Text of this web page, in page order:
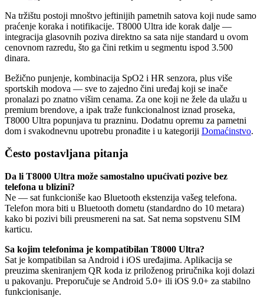
Na tržištu postoji mnoštvo jeftinijih pametnih satova koji nude samo
praćenje koraka i notifikacije. T8000 Ultra ide korak dalje —
integracija glasovnih poziva direktno sa sata nije standard u ovom
cenovnom razredu, što ga čini retkim u segmentu ispod 3.500
dinara.
Bežično punjenje, kombinacija SpO2 i HR senzora, plus više
sportskih modova — sve to zajedno čini uređaj koji se inače
pronalazi po znatno višim cenama. Za one koji ne žele da ulažu u
premium brendove, a ipak traže funkcionalnost iznad proseka,
T8000 Ultra popunjava tu prazninu. Dodatnu opremu za pametni
dom i svakodnevnu upotrebu pronađite i u kategoriji Domaćinstvo.
Često postavljana pitanja
Da li T8000 Ultra može samostalno upućivati pozive bez
telefona u blizini?
Ne — sat funkcioniše kao Bluetooth ekstenzija vašeg telefona.
Telefon mora biti u Bluetooth dometu (standardno do 10 metara)
kako bi pozivi bili preusmereni na sat. Sat nema sopstvenu SIM
karticu.
Sa kojim telefonima je kompatibilan T8000 Ultra?
Sat je kompatibilan sa Android i iOS uređajima. Aplikacija se
preuzima skeniranjem QR koda iz priloženog priručnika koji dolazi
u pakovanju. Preporučuje se Android 5.0+ ili iOS 9.0+ za stabilno
funkcionisanje.